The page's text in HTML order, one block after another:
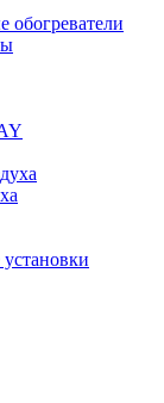
обогреватели